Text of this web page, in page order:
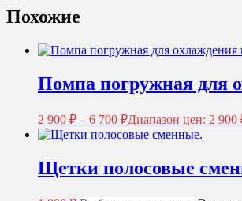
Похожие
Помпа погружная для
2 900 ₽ – 6 700 ₽Диапазон цен: 2 900
Щетки полосовые